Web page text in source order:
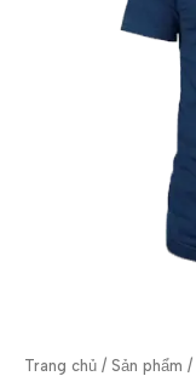
Trang chủ / Sản phẩm /